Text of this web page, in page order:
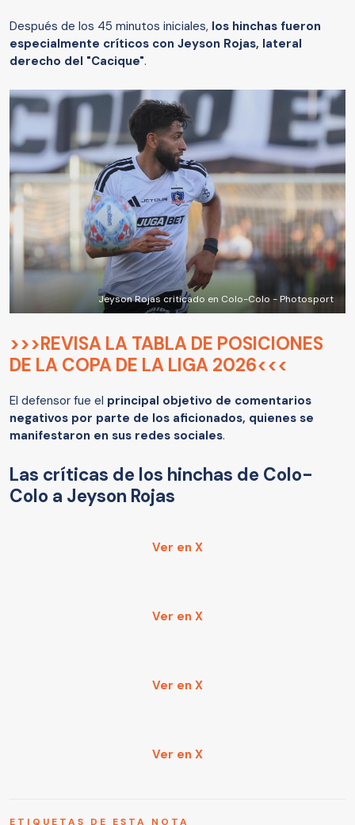
Después de los 45 minutos iniciales, los hinchas fueron
especialmente críticos con Jeyson Rojas, lateral
derecho del "Cacique".
Jeyson Rojas criticado en Colo-Colo - Photosport
>>>REVISA LA TABLA DE POSICIONES
DE LA COPA DE LA LIGA 2026<<<
El defensor fue el principal objetivo de comentarios
negativos por parte de los aficionados, quienes se
manifestaron en sus redes sociales.
Las críticas de los hinchas de Colo-
Colo a Jeyson Rojas
Ver en X
Ver en X
Ver en X
Ver en X
ETIQUETAS DE ESTA NOTA